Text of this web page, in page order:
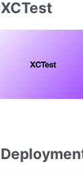
XCTest